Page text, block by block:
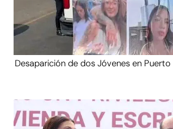
Desaparición de dos Jóvenes en Puerto